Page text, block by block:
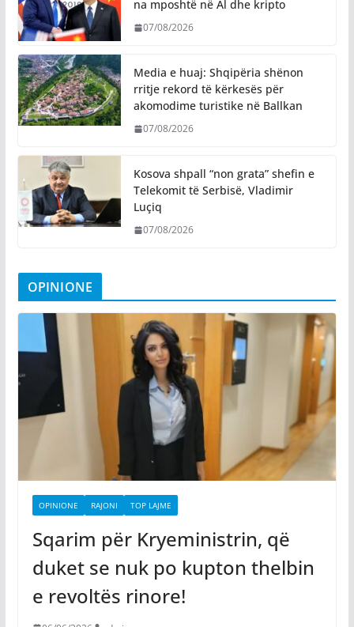
na mposhtë në Al dhe kripto
07/08/2026
Media e huaj: Shqipëria shënon
rritje rekord të kërkesës për
akomodime turistike në Ballkan
07/08/2026
Kosova shpall “non grata” shefin e
Telekomit të Serbisë, Vladimir
Luçiq
07/08/2026
OPINIONE
OPINIONE RAJONI TOP LAJME
Sqarim për Kryeministrin, që
duket se nuk po kupton thelbin
e revoltës rinore!